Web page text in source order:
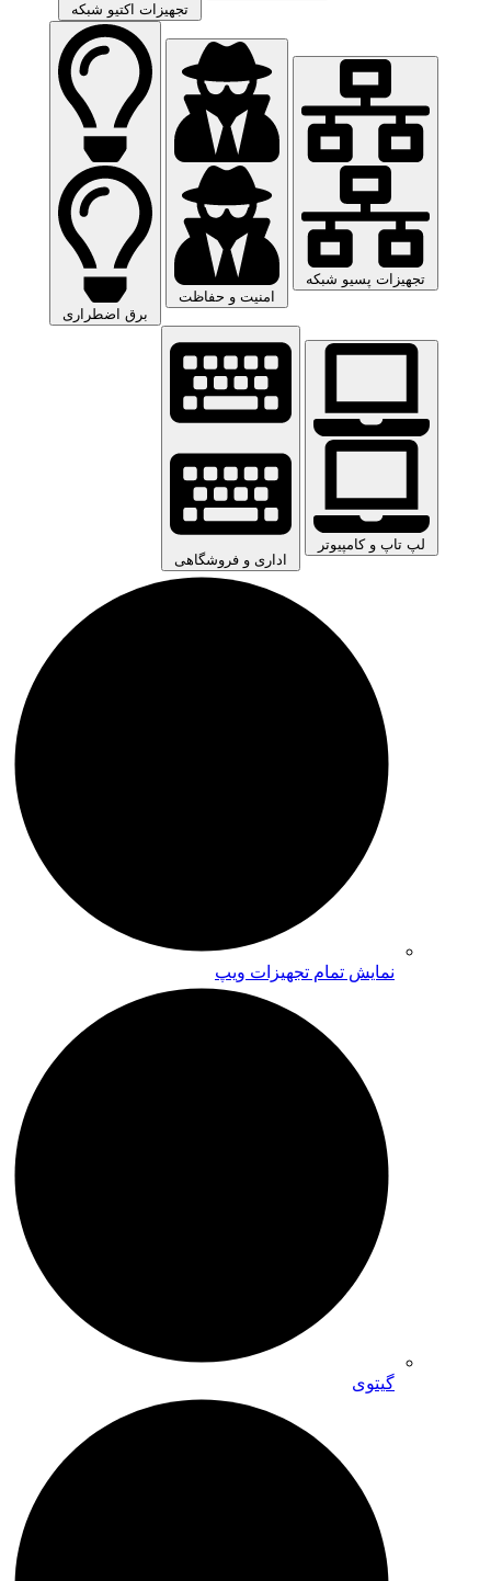
تجهیزات اکتیو شبکه
تجهیزات پسیو شبکه
امنیت و حفاظت
برق اضطراری
لپ تاپ و کامپیوتر
اداری و فروشگاهی
نمایش تمام تجهیزات ویپ
گیتوی